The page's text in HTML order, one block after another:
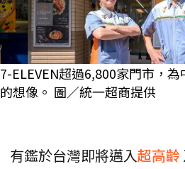
7-ELEVEN超過6,800家門市，
的想像。 圖／統一超商提供
有鑑於台灣即將邁入超高齡